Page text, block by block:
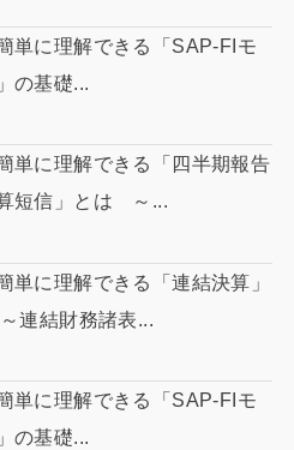
単に理解できる「SAP-FIモ
の基礎...
単に理解できる「四半期報告
短信」とは ～...
単に理解できる「連結決算」
連結財務諸表...
単に理解できる「SAP-FIモ
の基礎...